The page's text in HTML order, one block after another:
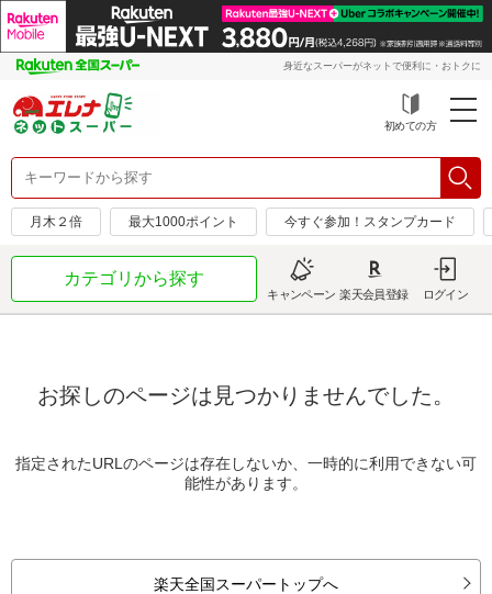
身近なスーパーがネットで便利に・おトクに
初めての方
月木２倍 最大1000ポイント 今すぐ参加！スタンプカード
カテゴリから探す
キャンペーン 楽天会員登録 ログイン
お探しのページは見つかりませんでした。
指定されたURLのページは存在しないか、一時的に利用できない可
能性があります。
楽天全国スーパートップへ